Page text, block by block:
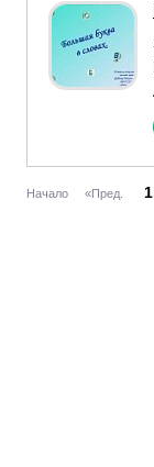
Начало «Пред. 1